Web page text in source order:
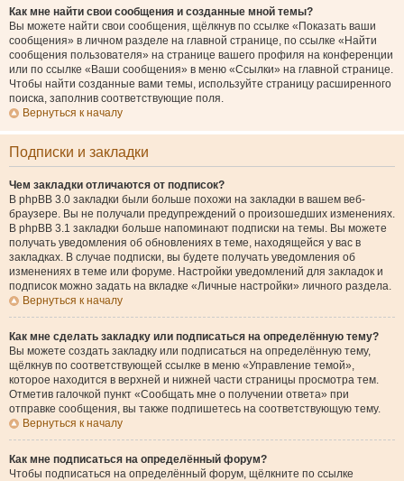
Как мне найти свои сообщения и созданные мной темы?
Вы можете найти свои сообщения, щёлкнув по ссылке «Показать ваши
сообщения» в личном разделе на главной странице, по ссылке «Найти
сообщения пользователя» на странице вашего профиля на конференции
или по ссылке «Ваши сообщения» в меню «Ссылки» на главной странице.
Чтобы найти созданные вами темы, используйте страницу расширенного
поиска, заполнив соответствующие поля.
Вернуться к началу
Подписки и закладки
Чем закладки отличаются от подписок?
В phpBB 3.0 закладки были больше похожи на закладки в вашем веб-
браузере. Вы не получали предупреждений о произошедших изменениях.
В phpBB 3.1 закладки больше напоминают подписки на темы. Вы можете
получать уведомления об обновлениях в теме, находящейся у вас в
закладках. В случае подписки, вы будете получать уведомления об
изменениях в теме или форуме. Настройки уведомлений для закладок и
подписок можно задать на вкладке «Личные настройки» личного раздела.
Вернуться к началу
Как мне сделать закладку или подписаться на определённую тему?
Вы можете создать закладку или подписаться на определённую тему,
щёлкнув по соответствующей ссылке в меню «Управление темой»,
которое находится в верхней и нижней части страницы просмотра тем.
Отметив галочкой пункт «Сообщать мне о получении ответа» при
отправке сообщения, вы также подпишетесь на соответствующую тему.
Вернуться к началу
Как мне подписаться на определённый форум?
Чтобы подписаться на определённый форум, щёлкните по ссылке